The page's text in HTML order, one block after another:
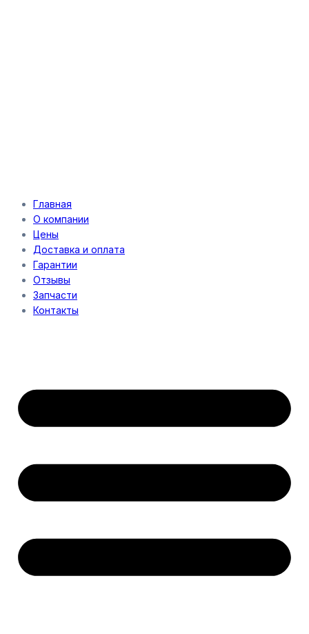
Главная
О компании
Цены
Доставка и оплата
Гарантии
Отзывы
Запчасти
Контакты